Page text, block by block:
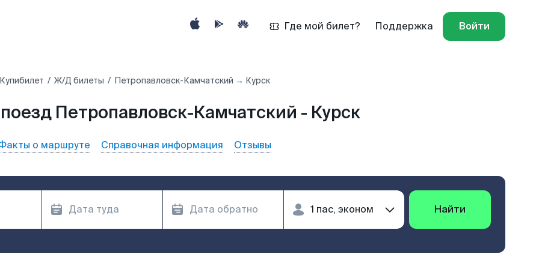
Где мой билет? Поддержка Войти
Купибилет Ж/Д билеты Петропавловск-Камчатский → Курск
Петропавловск-Камчатский - Курск
о маршруте Справочная информация Отзывы
Найти